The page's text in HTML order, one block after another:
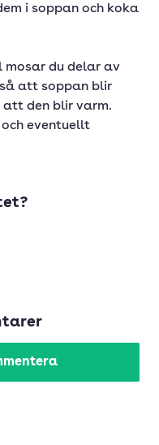
i soppan och koka
mosar du delar av
att soppan blir
att den blir varm.
eventuellt